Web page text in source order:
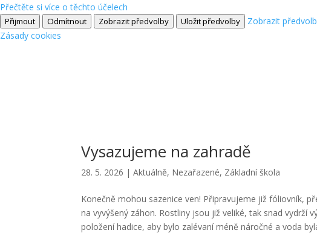
Přečtěte si více o těchto účelech
Přijmout Odmítnout Zobrazit předvolby Uložit předvolby
Zobrazit
Zásady cookies
Vysazujeme na zahradě
28. 5. 2026 |Aktuálně, Nezařazené, Základní škola
Konečně mohou sazenice ven! Připravujeme již fóliovník,
na vyvýšený záhon. Rostliny jsou již veliké, tak snad
položení hadice, aby bylo zalévaní méně náročné a voda